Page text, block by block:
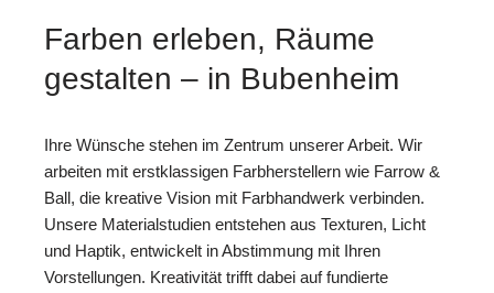
Farben erleben, Räume
gestalten – in Bubenheim
Ihre Wünsche stehen im Zentrum unserer Arbeit. Wir
arbeiten mit erstklassigen Farbherstellern wie Farrow &
Ball, die kreative Vision mit Farbhandwerk verbinden.
Unsere Materialstudien entstehen aus Texturen, Licht
und Haptik, entwickelt in Abstimmung mit Ihren
Vorstellungen. Kreativität trifft dabei auf fundierte